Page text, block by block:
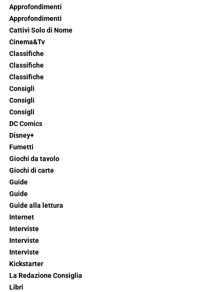
Approfondimenti
Approfondimenti
Cattivi Solo di Nome
Cinema&Tv
Classifiche
Classifiche
Classifiche
Consigli
Consigli
Consigli
DC Comics
Disney+
Fumetti
Giochi da tavolo
Giochi di carte
Guide
Guide
Guide alla lettura
Internet
Interviste
Interviste
Interviste
Kickstarter
La Redazione Consiglia
Libri